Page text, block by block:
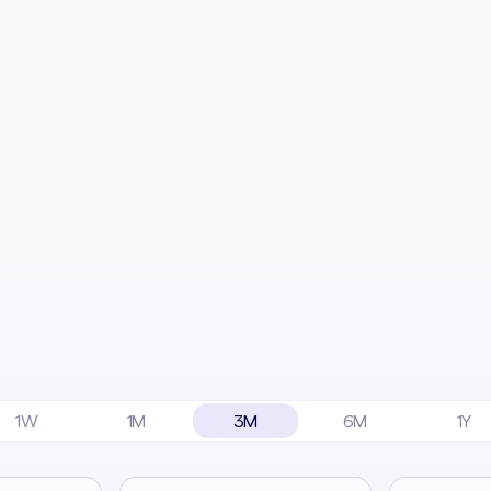
1W 1M 3M 6M 1Y